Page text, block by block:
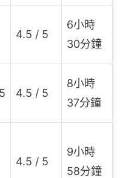
4.5 / 5
6小時
30分鐘
4.5 / 5
8小時
37分鐘
4.5 / 5
9小時
58分鐘